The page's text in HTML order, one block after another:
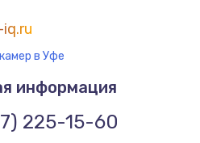
в Уфе
информация
225-15-60